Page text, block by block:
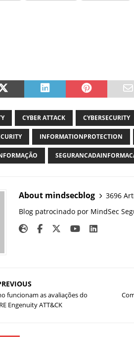
CYBER ATTACK CYBERSECURITY
INFORMATIONPROTECTION
About mindsecblog
3696
Blog patrocinado por MindSec
funcionam as avaliações do
Engenuity ATT&CK